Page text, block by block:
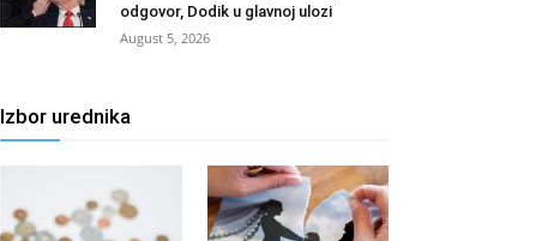
odgovor, Dodik u glavnoj ulozi
August 5, 2026
Izbor urednika